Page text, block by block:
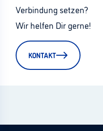
Verbindung setzen?
Wir helfen Dir gerne!
KONTAKT